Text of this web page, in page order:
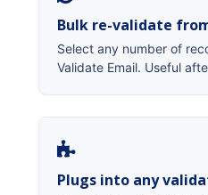
Bulk re-validate
Select any number of
Validate Email. Useful
Plugs into any